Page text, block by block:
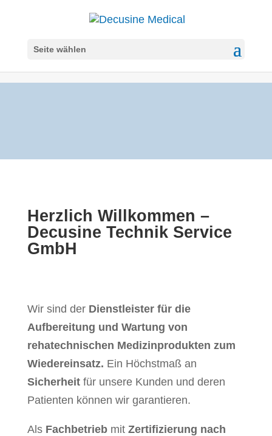
Seite wählen
Herzlich Willkommen –
Decusine Technik Service
GmbH
Wir sind der Dienstleister für die
Aufbereitung und Wartung von
rehatechnischen Medizinprodukten zum
Wiedereinsatz. Ein Höchstmaß an
Sicherheitfür unsere Kunden und deren
Patienten können wir garantieren.
Als Fachbetriebmit Zertifizierung nach